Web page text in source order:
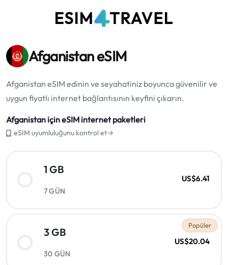
Afganistan eSIM
Afganistan eSIM edinin ve seyahatiniz boyunca güvenilir ve
uygun fiyatlı internet bağlantısının keyfini çıkarın.
Afganistan için eSIM internet paketleri
eSIM uyumluluğunu kontrol et→
1 GB
7 GÜN
US$6.41
Popüler
3 GB
30 GÜN
US$20.04